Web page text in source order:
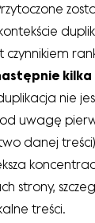
nie
uwagę
danej
strony,
treści.